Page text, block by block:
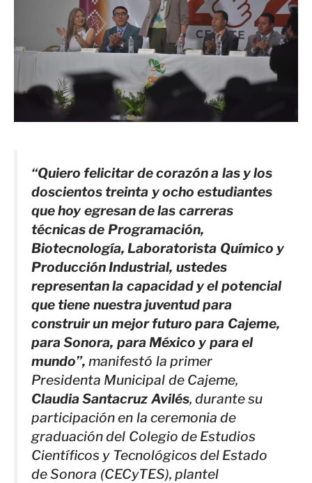
“Quiero felicitar de corazón a las y los
doscientos treinta y ocho estudiantes
que hoy egresan de las carreras
técnicas de Programación,
Biotecnología, Laboratorista Químico y
Producción Industrial, ustedes
representan la capacidad y el potencial
que tiene nuestra juventud para
construir un mejor futuro para Cajeme,
para Sonora, para México y para el
mundo”,manifestó la primer
Presidenta Municipal de Cajeme,
Claudia Santacruz Avilés, durante su
participación en la ceremonia de
graduación del Colegio de Estudios
Científicos y Tecnológicos del Estado
de Sonora (CECyTES), plantel